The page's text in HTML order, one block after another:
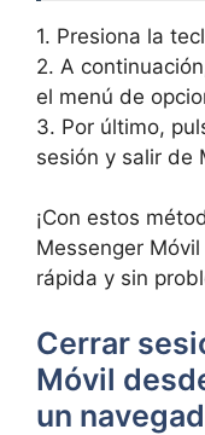
1. Presiona⁤ la⁤
2. A
el‌ menú de
3. Por último,
sesión y salir de
¡Con⁣ estos
Messenger
rápida y sin
Cerrar
⁣Móvil
un